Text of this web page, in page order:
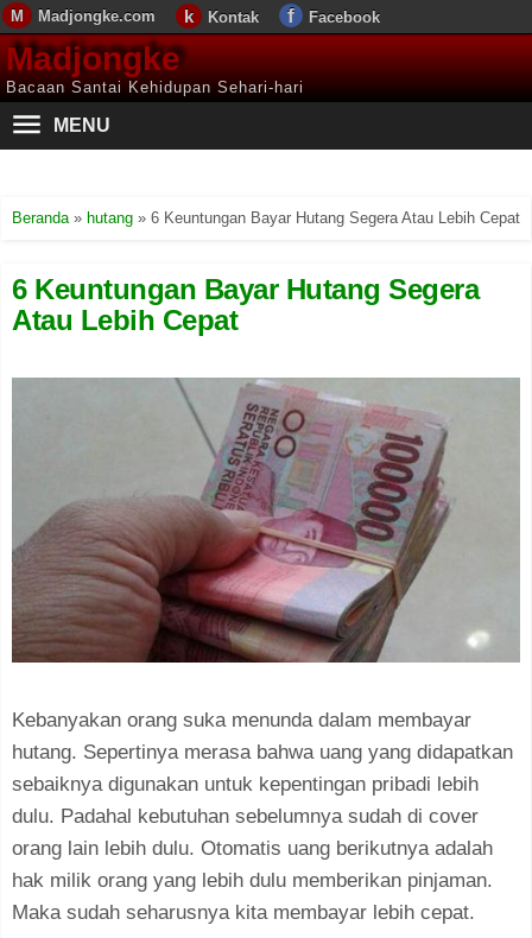
Madjongke.com Kontak Facebook
Madjongke
Bacaan Santai Kehidupan Sehari-hari
MENU
Beranda» hutang » 6 Keuntungan Bayar Hutang Segera Atau Lebih Cepat
6 Keuntungan Bayar Hutang Segera
Atau Lebih Cepat
Kebanyakan orang suka menunda dalam membayar
hutang. Sepertinya merasa bahwa uang yang didapatkan
sebaiknya digunakan untuk kepentingan pribadi lebih
dulu. Padahal kebutuhan sebelumnya sudah di cover
orang lain lebih dulu. Otomatis uang berikutnya adalah
hak milik orang yang lebih dulu memberikan pinjaman.
Maka sudah seharusnya kita membayar lebih cepat.